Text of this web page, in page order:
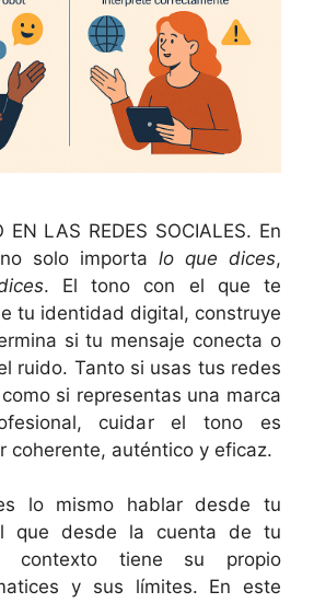
EN LAS REDES SOCIALES. En
solo importa lo que dices,
. El tono con el que te
tu identidad digital, construye
si tu mensaje conecta o
ruido. Tanto si usas tus redes
si representas una marca
cuidar el tono es
coherente, auténtico y eficaz.
lo mismo hablar desde tu
que desde la cuenta de tu
contexto tiene su propio
y sus límites. En este